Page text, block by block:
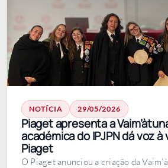
NOTÍCIA 29/05/2026
Piaget apresenta a
académica do IPJPN dá voz
Piaget
O Piaget anunciou a criação da